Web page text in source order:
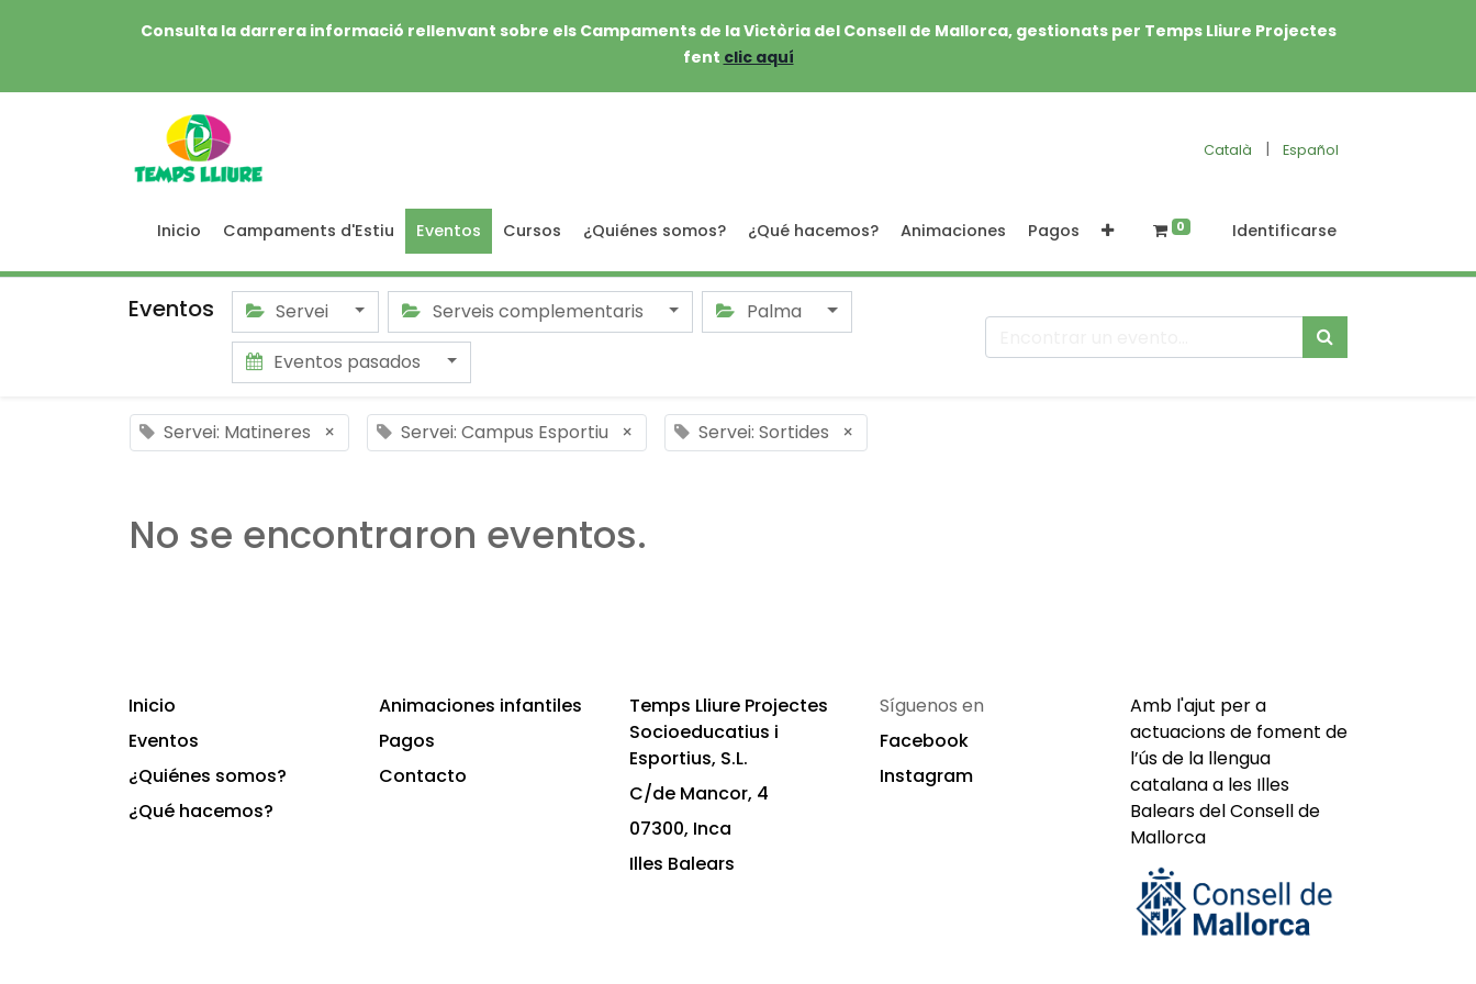
Consulta la darrera informació rellenvant sobre els Campaments de la Victòria del Consell de Mallorca, gestionats per Temps Lliure Projectes
fent clic aquí
Català | Español
Inicio Campaments d'Estiu Eventos Cursos ¿Quiénes somos? ¿Qué hacemos? Animaciones Pagos 0 Identificarse
Eventos Servei Serveis complementaris
Palma
Eventos pasados
Servei: Matineres × Servei: Campus Esportiu × Servei: Sortides ×
No se encontraron eventos.
Inicio
Eventos
¿Quiénes somos?
¿Qué hacemos?
Animaciones infantiles
Pagos
Contacto
Temps Lliure Projectes
Socioeducatius i
Esportius, S.L.
C/de Mancor, 4
07300, Inca
Illes Balears
Síguenos en
Facebook
Instagram
Amb l'ajut per a
actuacions de foment de
l’ús de la llengua
catalana a les Illes
Balears del Consell de
Mallorca